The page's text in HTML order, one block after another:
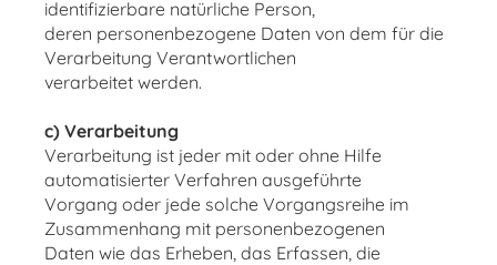
identifizierbare natürliche Person,
deren personenbezogene Daten von dem für die
Verarbeitung Verantwortlichen
verarbeitet werden.
c) Verarbeitung
Verarbeitung ist jeder mit oder ohne Hilfe
automatisierter Verfahren ausgeführte
Vorgang oder jede solche Vorgangsreihe im
Zusammenhang mit personenbezogenen
Daten wie das Erheben, das Erfassen, die